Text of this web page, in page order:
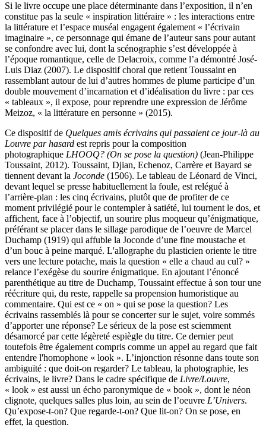
Si le livre occupe une place déterminante dans l’exposition, il n’en
constitue pas la seule « inspiration littéraire » : les interactions entre
la littérature et l’espace muséal engagent également « l’écrivain
imaginaire », ce personnage qui émane de l’auteur sans pour autant
se confondre avec lui, dont la scénographie s’est développée à
l’époque romantique, celle de Delacroix, comme l’a démontré José-
Luis Diaz (2007). Le dispositif choral que retient Toussaint en
rassemblant autour de lui d’autres hommes de plume participe d’un
double mouvement d’incarnation et d’idéalisation du livre : par ces
« tableaux », il expose, pour reprendre une expression de Jérôme
Meizoz, « la littérature en personne » (2015).
Ce dispositif de Quelques amis écrivains qui passaient ce jour-là au
Louvre par hasard est repris pour la composition
photographique LHOOQ? (On se pose la question) (Jean-Philippe
Toussaint, 2012). Toussaint, Djian, Echenoz, Carrère et Bayard se
tiennent devant la Joconde (1506). Le tableau de Léonard de Vinci,
devant lequel se presse habituellement la foule, est relégué à
l’arrière-plan : les cinq écrivains, plutôt que de profiter de ce
moment privilégié pour le contempler à satiété, lui tournent le dos, et
affichent, face à l’objectif, un sourire plus moqueur qu’énigmatique,
préférant se placer dans le sillage parodique de l’oeuvre de Marcel
Duchamp (1919) qui affuble la Joconde d’une fine moustache et
d’un bouc à peine marqué. L'allographe du plasticien oriente le titre
vers une lecture potache, mais la question « elle a chaud au cul? »
relance l’exégèse du sourire énigmatique. En ajoutant l’énoncé
parenthétique au titre de Duchamp, Toussaint effectue à son tour une
réécriture qui, du reste, rappelle sa propension humoristique au
commentaire. Qui est ce « on » qui se pose la question? Les
écrivains rassemblés là pour se concerter sur le sujet, voire sommés
d’apporter une réponse? Le sérieux de la pose est sciemment
désamorcé par cette légèreté espiègle du titre. Ce dernier peut
toutefois être également compris comme un appel au regard que fait
entendre l'homophone « look ». L’injonction résonne dans toute son
ambiguïté : que doit-on regarder? Le tableau, la photographie, les
écrivains, le livre? Dans le cadre spécifique de Livre/Louvre,
« look » est aussi un écho paronymique de « book », dont le néon
clignote, quelques salles plus loin, au sein de l’oeuvre L’Univers.
Qu’expose-t-on? Que regarde-t-on? Que lit-on? On se pose, en
effet, la question.